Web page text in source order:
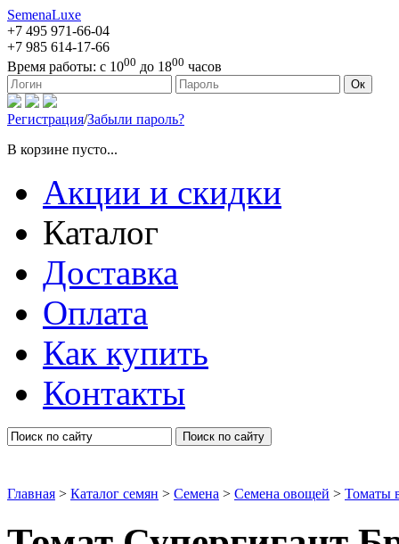
SemenaLuxe
+7 495 971-66-04
+7 985 614-17-66
Время работы: с 1000 до 1800 часов
127473, г. Москва, ул. Краснопролетарская, д. 16, стр. 1 Ок
Регистрация/Забыли пароль?
В корзине пусто...
Акции и скидки
Каталог
Доставка
Оплата
Как купить
Контакты
Поиск по сайту
Главная > Каталог семян > Семена > Семена овощей > Томаты